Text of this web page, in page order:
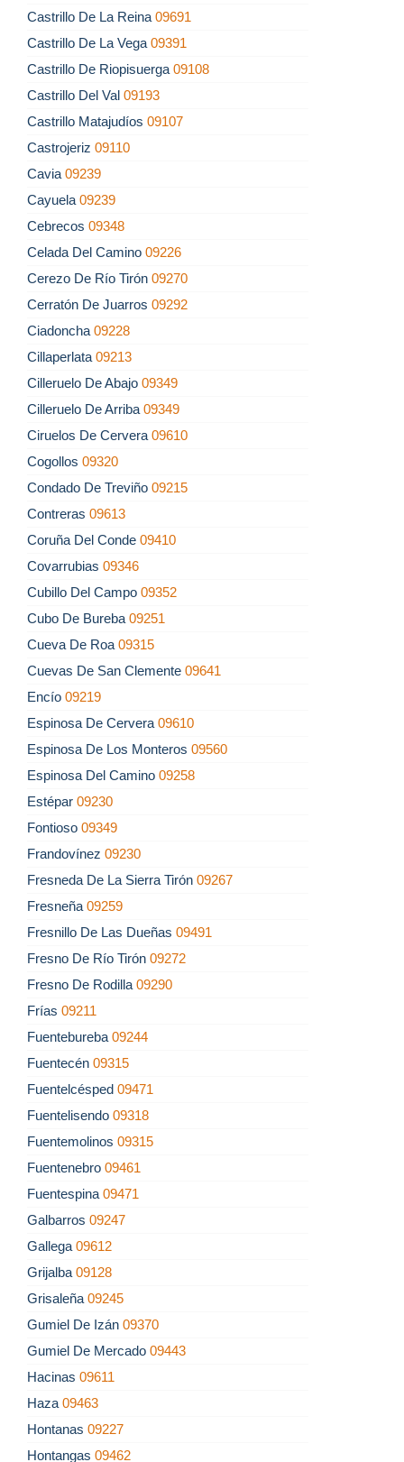
Castrillo De La Reina 09691
Castrillo De La Vega 09391
Castrillo De Riopisuerga 09108
Castrillo Del Val 09193
Castrillo Matajudíos 09107
Castrojeriz 09110
Cavia 09239
Cayuela 09239
Cebrecos 09348
Celada Del Camino 09226
Cerezo De Río Tirón 09270
Cerratón De Juarros 09292
Ciadoncha 09228
Cillaperlata 09213
Cilleruelo De Abajo 09349
Cilleruelo De Arriba 09349
Ciruelos De Cervera 09610
Cogollos 09320
Condado De Treviño 09215
Contreras 09613
Coruña Del Conde 09410
Covarrubias 09346
Cubillo Del Campo 09352
Cubo De Bureba 09251
Cueva De Roa 09315
Cuevas De San Clemente 09641
Encío 09219
Espinosa De Cervera 09610
Espinosa De Los Monteros 09560
Espinosa Del Camino 09258
Estépar 09230
Fontioso 09349
Frandovínez 09230
Fresneda De La Sierra Tirón 09267
Fresneña 09259
Fresnillo De Las Dueñas 09491
Fresno De Río Tirón 09272
Fresno De Rodilla 09290
Frías 09211
Fuentebureba 09244
Fuentecén 09315
Fuentelcésped 09471
Fuentelisendo 09318
Fuentemolinos 09315
Fuentenebro 09461
Fuentespina 09471
Galbarros 09247
Gallega 09612
Grijalba 09128
Grisaleña 09245
Gumiel De Izán 09370
Gumiel De Mercado 09443
Hacinas 09611
Haza 09463
Hontanas 09227
Hontangas 09462